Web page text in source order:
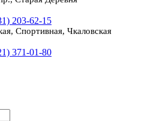
203-62-15
Спортивная, Чкаловская
371-01-80